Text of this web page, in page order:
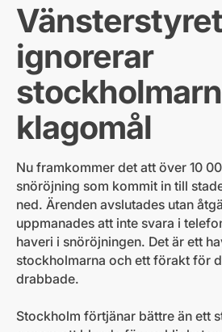
Vänsterstyret
ignorerar
klagomål
Nu framkommer det att över 10
snöröjning som kommit in till
ned. Ärenden avslutades utan
uppmanades att inte svara i
haveri i snöröjningen. Det är ett
stockholmarna och ett förakt för
drabbade.
Stockholm förtjänar bättre än ett